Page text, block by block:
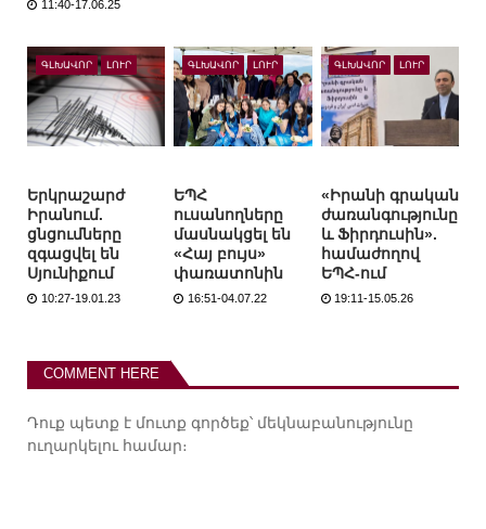
11:40-17.06.25
ԳԼԽԱՎՈՐ ԼՈՒՐ
Երկրաշարժ
Իրանում.
ցնցումները
զգացվել են
Սյունիքում
10:27-19.01.23
ԳԼԽԱՎՈՐ ԼՈՒՐ
ԵՊՀ
ուսանողները
մասնակցել են
«Հայ բույս»
փառատոնին
16:51-04.07.22
ԳԼԽԱՎՈՐ ԼՈՒՐ
«Իրանի գրական
ժառանգությունը
և Ֆիրդուսին».
համաժողով
ԵՊՀ-ում
19:11-15.05.26
COMMENT HERE
Դուք պետք է մուտք գործեք՝ մեկնաբանությունը
ուղարկելու համար։